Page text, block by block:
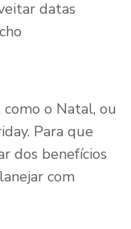
datas
o Natal, ou
Para que
dos benefícios
com